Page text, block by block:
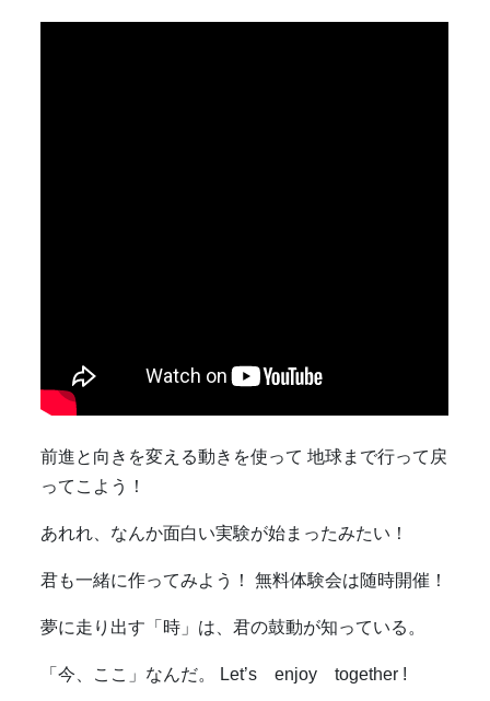
前進と向きを変える動きを使って 地球まで行って戻
ってこよう！
あれれ、なんか面白い実験が始まったみたい！
君も一緒に作ってみよう！ 無料体験会は随時開催！
夢に走り出す「時」は、君の鼓動が知っている。
「今、ここ」なんだ。 Let’s enjoy together !